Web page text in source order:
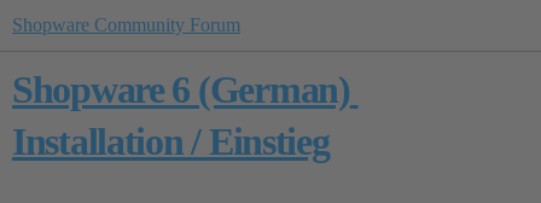
Shopware Community Forum
Shopware 6 (German)
Installation / Einstieg